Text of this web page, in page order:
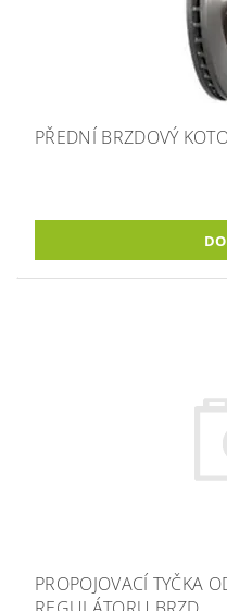
PŘEDNÍ BRZDOVÝ
PROPOJOVACÍ TYČKA